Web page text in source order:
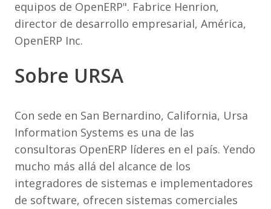
equipos de OpenERP". Fabrice Henrion,
director de desarrollo empresarial, América,
OpenERP Inc.
Sobre URSA
Con sede en San Bernardino, California, Ursa
Information Systems es una de las
consultoras OpenERP líderes en el país. Yendo
mucho más allá del alcance de los
integradores de sistemas e implementadores
de software, ofrecen sistemas comerciales